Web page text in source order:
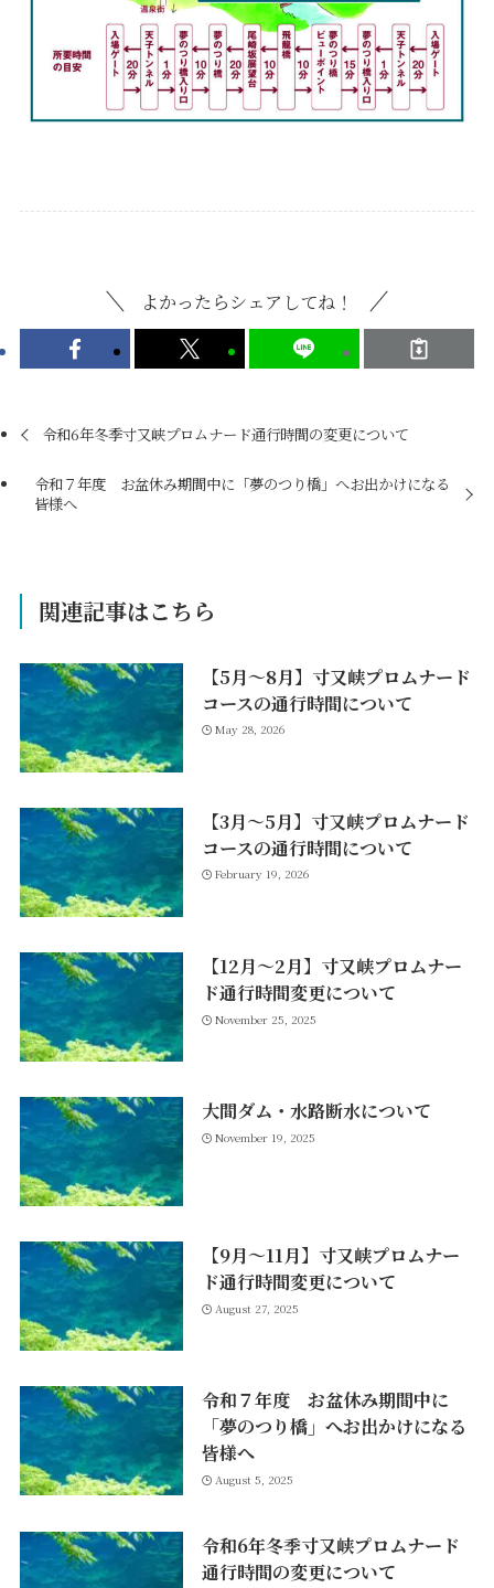
よかったらシェアしてね！
令和6年冬季寸又峡プロムナード通行時間の変更について
令和７年度 お盆休み期間中に「夢のつり橋」へお出かけになる
皆様へ
関連記事はこちら
【5月～8月】寸又峡プロムナード
コースの通行時間について
May 28, 2026
【3月～5月】寸又峡プロムナード
コースの通行時間について
February 19, 2026
【12月～2月】寸又峡プロムナー
ド通行時間変更について
November 25, 2025
大間ダム・水路断水について
November 19, 2025
【9月～11月】寸又峡プロムナー
ド通行時間変更について
August 27, 2025
令和７年度 お盆休み期間中に
「夢のつり橋」へお出かけになる
皆様へ
August 5, 2025
令和6年冬季寸又峡プロムナード
通行時間の変更について